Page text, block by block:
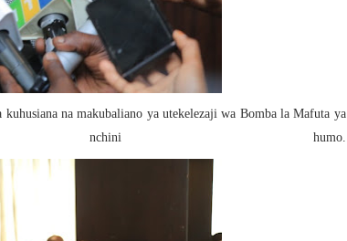
na makubaliano ya utekelezaji wa Bomba la Mafuta ya
nchini humo.